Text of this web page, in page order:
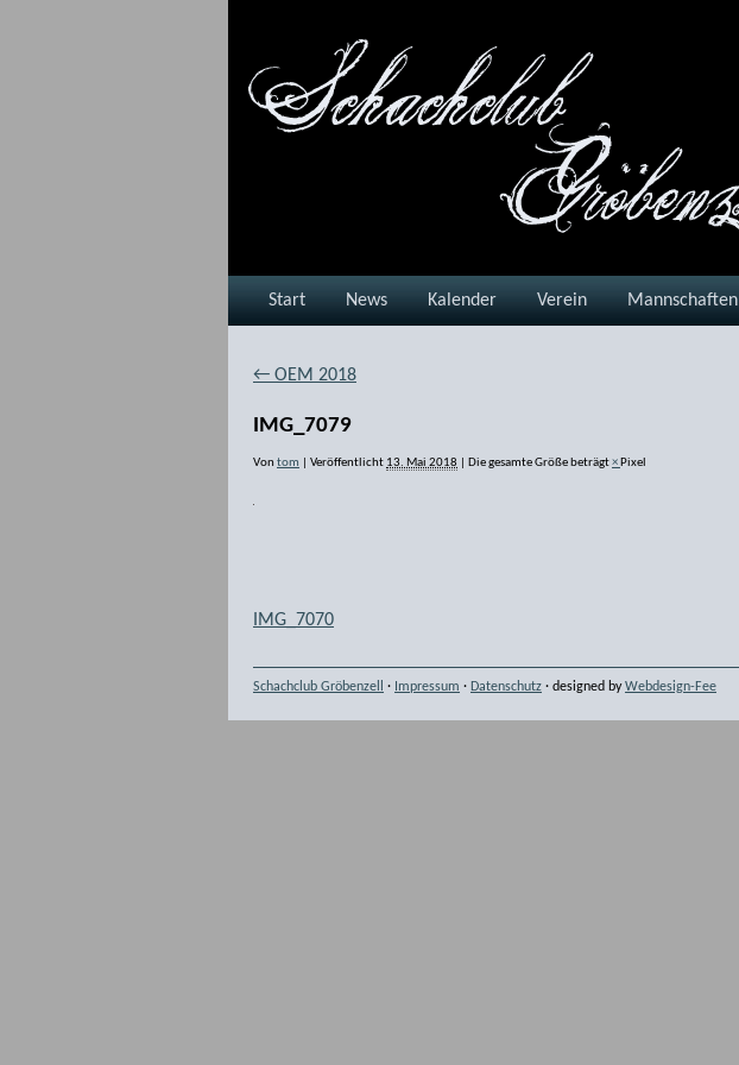
Start News Kalender Verein Mannschaften
← OEM 2018
IMG_7079
Vontom Veröffentlicht 13. Mai 2018 Die gesamte Größe beträgt× Pixel
IMG_7070
Schachclub Gröbenzell · Impressum · Datenschutz · designed byWebdesign-Fee